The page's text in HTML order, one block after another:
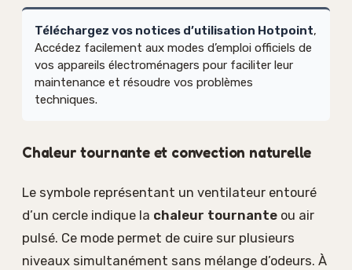
Téléchargez vos notices d’utilisation Hotpoint,
Accédez facilement aux modes d’emploi officiels de
vos appareils électroménagers pour faciliter leur
maintenance et résoudre vos problèmes
techniques.
Chaleur tournante et convection naturelle
Le symbole représentant un ventilateur entouré
d’un cercle indique la chaleur tournante ou air
pulsé. Ce mode permet de cuire sur plusieurs
niveaux simultanément sans mélange d’odeurs. À